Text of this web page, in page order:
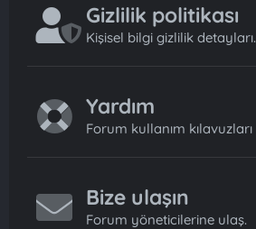
Gizlilik politikası
Kişisel bilgi gizlilik detayları.
Yardım
Forum kullanım kılavuzları
Bize ulaşın
Forum yöneticilerine ulaş.